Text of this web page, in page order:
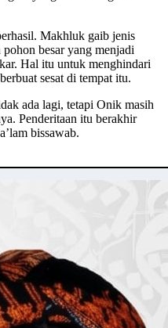
Makhluk gaib jenis
besar yang menjadi
Hal itu untuk menghindari
sesat di tempat itu.
ada lagi, tetapi Onik masih
Penderitaan itu berakhir
bissawab.